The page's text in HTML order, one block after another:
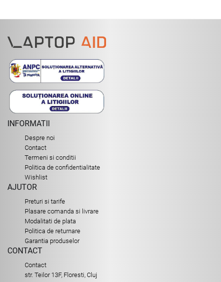
INFORMATII
Despre noi
Contact
Termeni si conditii
Politica de confidentialitate
Wishlist
AJUTOR
Preturi si tarife
Plasare comanda si livrare
Modalitati de plata
Politica de returnare
Garantia produselor
CONTACT
Contact
str. Teilor 13F, Floresti, Cluj